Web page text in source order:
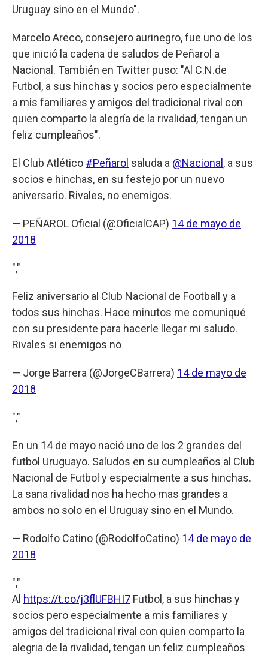
Uruguay sino en el Mundo".
Marcelo Areco, consejero aurinegro, fue uno de los
que inició la cadena de saludos de Peñarol a
Nacional. También en Twitter puso: "Al C.N.de
Futbol, a sus hinchas y socios pero especialmente
a mis familiares y amigos del tradicional rival con
quien comparto la alegría de la rivalidad, tengan un
feliz cumpleaños".
El Club Atlético #Peñarol saluda a @Nacional , a sus
socios e hinchas, en su festejo por un nuevo
aniversario. Rivales, no enemigos.
— PEÑAROL Oficial (@OficialCAP) 14 de mayo de
2018
","
Feliz aniversario al Club Nacional de Football y a
todos sus hinchas. Hace minutos me comuniqué
con su presidente para hacerle llegar mi saludo.
Rivales si enemigos no
— Jorge Barrera (@JorgeCBarrera) 14 de mayo de
2018
","
En un 14 de mayo nació uno de los 2 grandes del
futbol Uruguayo. Saludos en su cumpleaños al Club
Nacional de Futbol y especialmente a sus hinchas.
La sana rivalidad nos ha hecho mas grandes a
ambos no solo en el Uruguay sino en el Mundo.
— Rodolfo Catino (@RodolfoCatino) 14 de mayo de
2018
","
Al https://t.co/j3flUFBHI7 Futbol, a sus hinchas y
socios pero especialmente a mis familiares y
amigos del tradicional rival con quien comparto la
alegria de la rivalidad, tengan un feliz cumpleaños